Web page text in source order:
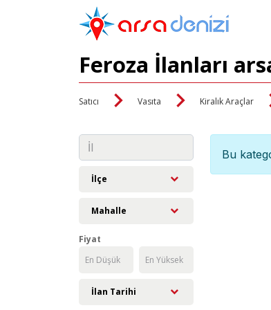
Feroza İlanları
Satıcı Vasıta Kiralık Araçlar
İlçe
Mahalle
Fiyat
İlan Tarihi
Bu